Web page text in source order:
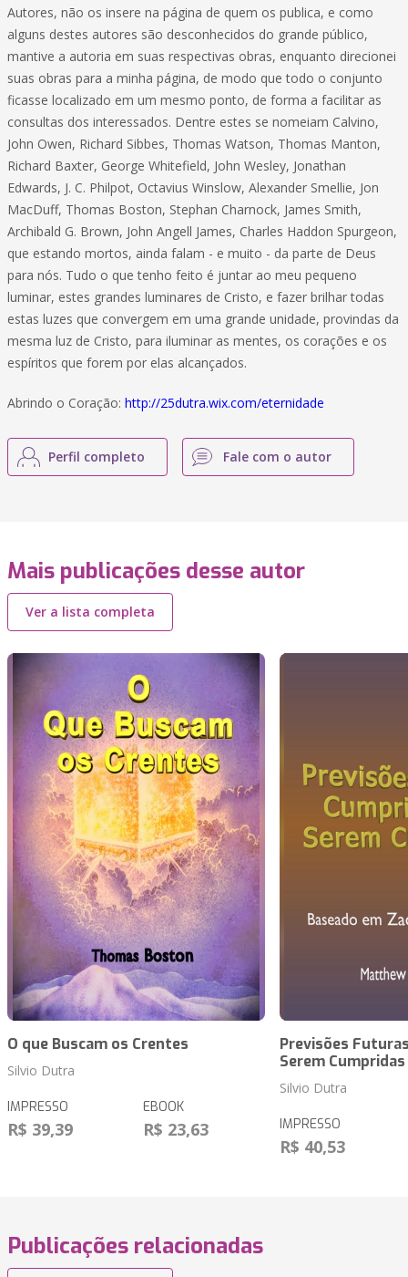
Autores, não os insere na página de quem os publica, e como
alguns destes autores são desconhecidos do grande público,
mantive a autoria em suas respectivas obras, enquanto direcionei
suas obras para a minha página, de modo que todo o conjunto
ficasse localizado em um mesmo ponto, de forma a facilitar as
consultas dos interessados. Dentre estes se nomeiam Calvino,
John Owen, Richard Sibbes, Thomas Watson, Thomas Manton,
Richard Baxter, George Whitefield, John Wesley, Jonathan
Edwards, J. C. Philpot, Octavius Winslow, Alexander Smellie, Jon
MacDuff, Thomas Boston, Stephan Charnock, James Smith,
Archibald G. Brown, John Angell James, Charles Haddon Spurgeon,
que estando mortos, ainda falam - e muito - da parte de Deus
para nós. Tudo o que tenho feito é juntar ao meu pequeno
luminar, estes grandes luminares de Cristo, e fazer brilhar todas
estas luzes que convergem em uma grande unidade, provindas da
mesma luz de Cristo, para iluminar as mentes, os corações e os
espíritos que forem por elas alcançados.
Abrindo o Coração: http://25dutra.wix.com/eternidade
Perfil completo Fale com o autor
Mais publicações desse autor
Ver a lista completa
O que Buscam os Crentes
Silvio Dutra
IMPRESSO
R$ 39,39
EBOOK
R$ 23,63
Previsões
Serem Cumpridas
Silvio Dutra
IMPRESSO
R$ 40,53
Publicações relacionadas